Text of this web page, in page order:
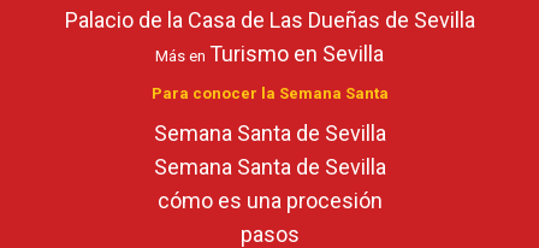
Palacio de la Casa de Las Dueñas de Sevilla
Más en Turismo en Sevilla
Para conocer la Semana Santa
Semana Santa de Sevilla
Semana Santa de Sevilla
cómo es una procesión
pasos